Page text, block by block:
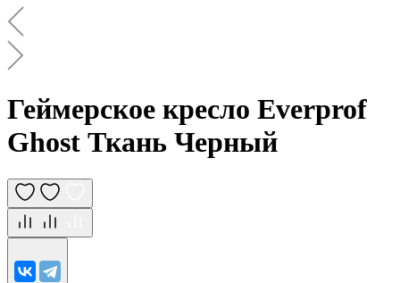
Геймерское кресло Everprof
Ghost Ткань Черный